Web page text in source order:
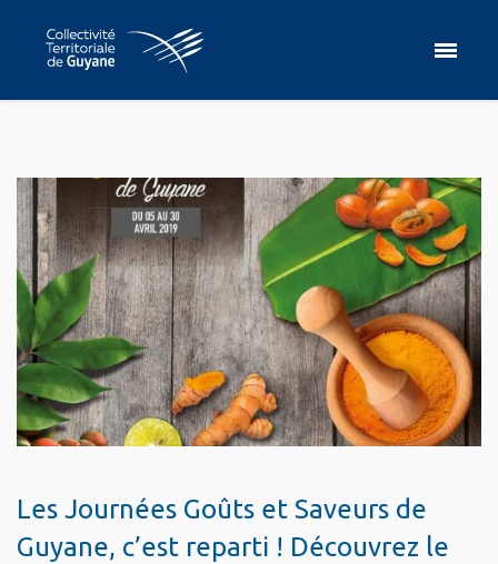
Les Journées Goûts et Saveurs de
Guyane, c’est reparti ! Découvrez le